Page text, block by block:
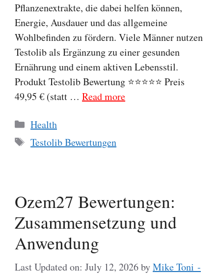
Pflanzenextrakte, die dabei helfen können,
Energie, Ausdauer und das allgemeine
Wohlbefinden zu fördern. Viele Männer nutzen
Testolib als Ergänzung zu einer gesunden
Ernährung und einem aktiven Lebensstil.
Produkt Testolib Bewertung ⭐⭐⭐⭐⭐ Preis
49,95 € (statt … Read more
Categories
Health
Tags
Testolib Bewertungen
Ozem27 Bewertungen:
Zusammensetzung und
Anwendung
Last Updated on: July 12, 2026byMike Toni -